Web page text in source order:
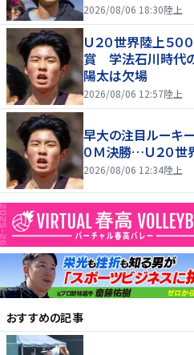
2026/08/06 18:30陸上
Ｕ２０世界陸上５
賞 学法石川時代
陽太は欠場
2026/08/06 12:57陸上
早大の注目ルーキ
０Ｍ決勝…Ｕ２０世
2026/08/06 12:34陸上
おすすめの記事